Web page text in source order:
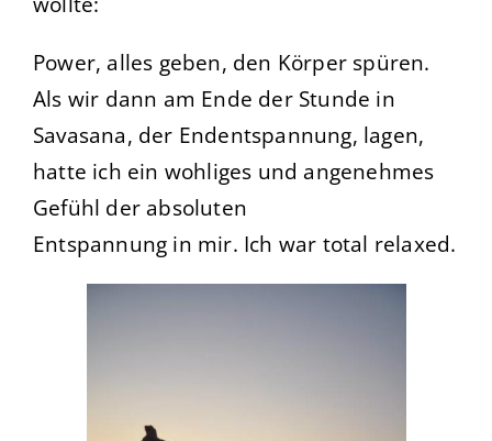
Power, alles geben, den Körper spüren.
Als wir dann am Ende der Stunde in
Savasana, der Endentspannung, lagen,
hatte ich ein wohliges und angenehmes
Gefühl der absoluten
Entspannung in mir. Ich war total relaxed.